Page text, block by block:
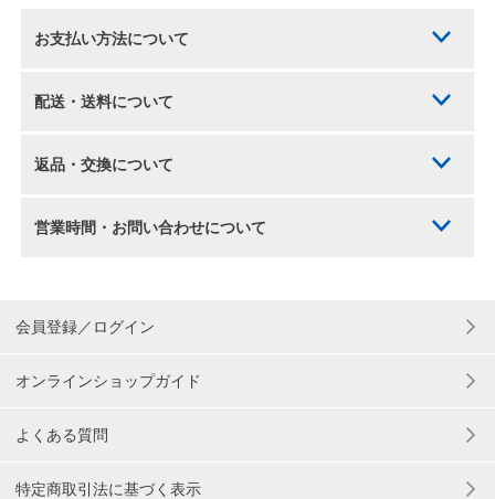
お支払い方法について
配送・送料について
返品・交換について
営業時間・お問い合わせについて
会員登録／ログイン
オンラインショップガイド
よくある質問
特定商取引法に基づく表示